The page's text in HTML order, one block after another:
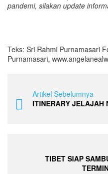
pandemi, silakan update
Teks: Sri Rahmi Purnamasari
Purnamasari,
Artikel Sebelumnya
ITINERARY JELAJAH
TIBET SIAP